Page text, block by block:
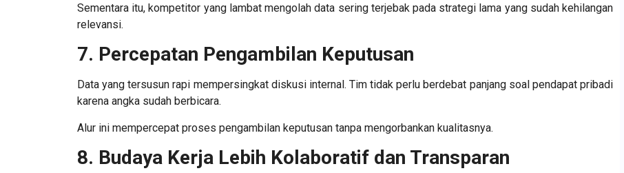
Sementara itu, kompetitor yang lambat mengolah data sering terjebak pada strategi lama yang sudah kehilangan
relevansi.
7. Percepatan Pengambilan Keputusan
Data yang tersusun rapi mempersingkat diskusi internal. Tim tidak perlu berdebat panjang soal pendapat pribadi
karena angka sudah berbicara.
Alur ini mempercepat proses pengambilan keputusan tanpa mengorbankan kualitasnya.
8. Budaya Kerja Lebih Kolaboratif dan Transparan